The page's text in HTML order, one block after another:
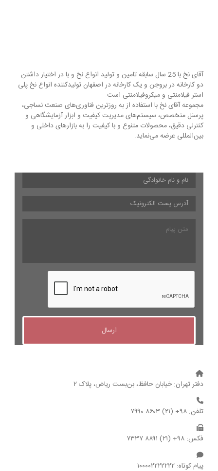
آقای نخ با 25 سال سابقه تامین و تولید انواع نخ و با در اختیار داشتن
دو کارخانه در بروجن و یک کارخانه در اصفهان تولیدکننده انواع نخ پلی
استر فیلامنتی و میکروفیلامنتی است.
مجموعه آقای نخ با استفاده از به روزترین فناوری‌های صنعت نساجی،
پرسنل متخصص، سیستم‌های مدیریت کیفیت و ابزار آزمایشگاهی و
کنترلی دقیق، محصولات متنوع و با کیفیت را به بازارهای داخلی و
بین‌المللی عرضه می‌نماید.
نام
و
نام
خانوادگی * آدرس
پست
الکترونیک * متن
پیام
دفتر تهران: خیابان حافظ، بن‌بست ریاض، پلاک ۲
تلفن: ۹۸+ (۲۱) ۸۶۰۳ ۷۹۹۰
فکس: ۹۸+ (۲۱) ۸۸۹۱ ۷۳۳۷
پیام کوتاه: ۱۰۰۰۰۲۲۲۲۲۲۲